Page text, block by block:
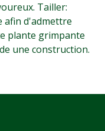
Tailler:
afin d'admettre
plante grimpante
une construction.